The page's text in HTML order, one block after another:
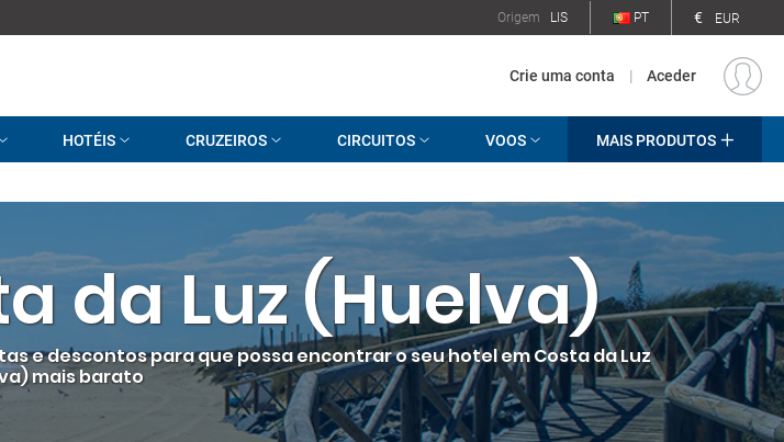
Origem LIS PT € EUR
Crie uma conta | Aceder
HOTÉIS CRUZEIROS CIRCUITOS VOOS MAIS PRODUTOS
da Luz (Huelva)
e descontos para que possa encontrar o seu hotel em Costa da Luz
mais barato